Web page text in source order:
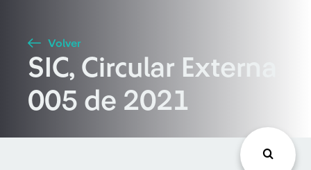
Buscar
Volver
SIC, Circular Externa
005 de 2021